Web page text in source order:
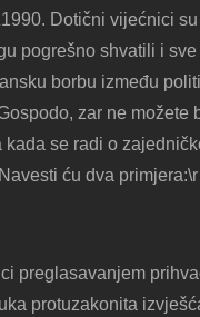
Dotični vijećnici
pogrešno shvatili i sve
borbu između
zar ne možete
kada se radi o
ću dva primjera:\r
preglasavanjem
protuzakonita